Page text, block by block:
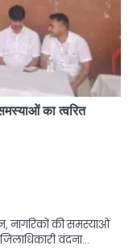
का त्वरित
नागरिकों की समस्याओं
वंदना…